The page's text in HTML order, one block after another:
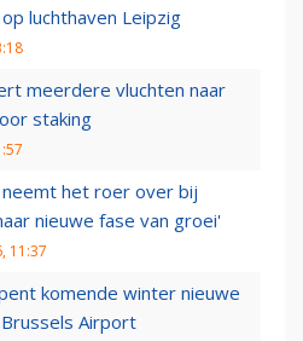
luchthaven Leipzig
meerdere vluchten naar
staking
neemt het roer over bij
nieuwe fase van groei'
11:37
komende winter nieuwe
Airport